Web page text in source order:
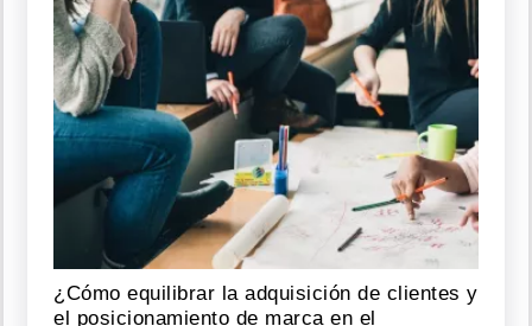
¿Cómo equilibrar la adquisición de clientes y
el posicionamiento de marca en el